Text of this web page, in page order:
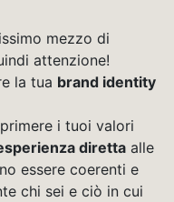
mezzo di
attenzione!
la tua brand identity
i tuoi valori
diretta alle
essere coerenti e
chi sei e ciò in cui